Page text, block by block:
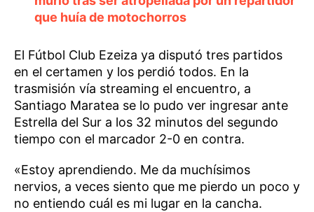
que huía de motochorros
El Fútbol Club Ezeiza ya disputó tres partidos
en el certamen y los perdió todos. En la
trasmisión vía streaming el encuentro, a
Santiago Maratea se lo pudo ver ingresar ante
Estrella del Sur a los 32 minutos del segundo
tiempo con el marcador 2-0 en contra.
«Estoy aprendiendo. Me da muchísimos
nervios, a veces siento que me pierdo un poco y
no entiendo cuál es mi lugar en la cancha.